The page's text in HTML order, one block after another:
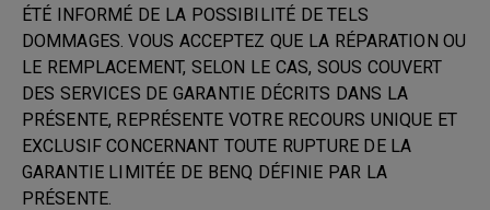
ÉTÉ INFORMÉ DE LA POSSIBILITÉ DE TELS
DOMMAGES. VOUS ACCEPTEZ QUE LA RÉPARATION OU
LE REMPLACEMENT, SELON LE CAS, SOUS COUVERT
DES SERVICES DE GARANTIE DÉCRITS DANS LA
PRÉSENTE, REPRÉSENTE VOTRE RECOURS UNIQUE ET
EXCLUSIF CONCERNANT TOUTE RUPTURE DE LA
GARANTIE LIMITÉE DE BENQ DÉFINIE PAR LA
PRÉSENTE.